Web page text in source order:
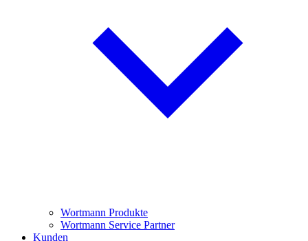
Wortmann Produkte
Wortmann Service Partner
Kunden